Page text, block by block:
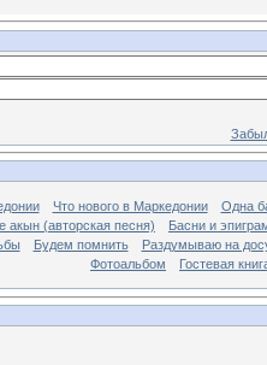
Что нового в Маркедонии
Одна
акын (авторская песня)
Басни и
Будем помнить
Раздумываю на
Фотоальбом
Гостевая